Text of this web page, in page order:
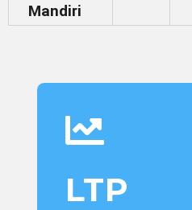
Mandiri

LTP